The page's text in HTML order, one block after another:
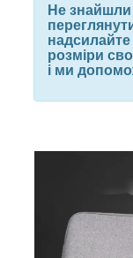
Не знайшли
розміри
і ми